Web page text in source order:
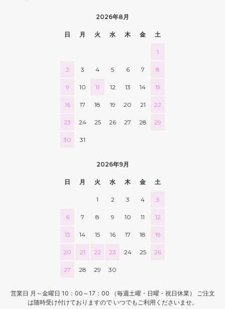
2026年8月
日 月 火 水 木 金 土
1
2 3 4 5 6 7 8
9 10 11 12 13 14 15
16 17 18 19 20 21 22
23 24 25 26 27 28 29
30 31
2026年9月
日 月 火 水 木 金 土
1 2 3 4 5
6 7 8 9 10 11 12
13 14 15 16 17 18 19
20 21 22 23 24 25 26
27 28 29 30
営業日 月～金曜日 10：00～17：00 （毎週土曜・日曜・祝日休業） ご注文
は随時受け付けておりますので いつでもご利用くださいませ。